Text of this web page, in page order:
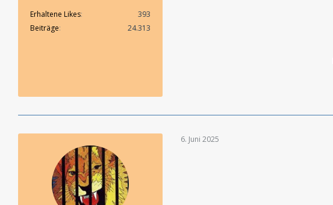
Erhaltene Likes
393
Beiträge
24.313
6. Juni 2025